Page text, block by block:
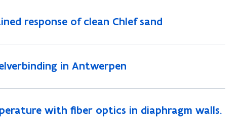
response of clean Chlef sand
in Antwerpen
with fiber optics in diaphragm walls.